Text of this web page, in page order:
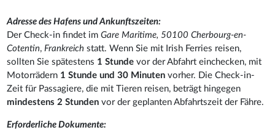
Adresse des Hafens und Ankunftszeiten:
Der Check-in findet imGare Maritime, 50100 Cherbourg-en-
Cotentin, Frankreichstatt. Wenn Sie mit Irish Ferries reisen,
sollten Sie spätestens 1 Stunde vor der Abfahrt einchecken, mit
Motorrädern 1 Stunde und 30 Minuten vorher. Die Check-in-
Zeit für Passagiere, die mit Tieren reisen, beträgt hingegen
mindestens 2 Stunden vor der geplanten Abfahrtszeit der Fähre.
Erforderliche Dokumente: